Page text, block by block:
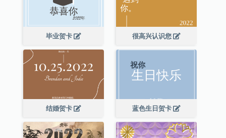
毕业贺卡 很高兴认识您
结婚贺卡 蓝色生日贺卡